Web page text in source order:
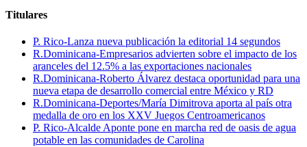
Titulares
P. Rico-Lanza nueva publicación la editorial 14 segundos
R.Dominicana-Empresarios advierten sobre el impacto de los
aranceles del 12.5% a las exportaciones nacionales
R.Dominicana-Roberto Álvarez destaca oportunidad para una
nueva etapa de desarrollo comercial entre México y RD
R.Dominicana-Deportes/María Dimitrova aporta al país otra
medalla de oro en los XXV Juegos Centroamericanos
P. Rico-Alcalde Aponte pone en marcha red de oasis de agua
potable en las comunidades de Carolina